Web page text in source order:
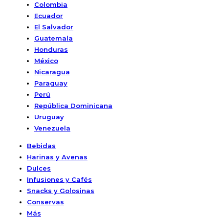
Colombia
Ecuador
El Salvador
Guatemala
Honduras
México
Nicaragua
Paraguay
Perú
República Dominicana
Uruguay
Venezuela
Bebidas
Harinas y Avenas
Dulces
Infusiones y Cafés
Snacks y Golosinas
Conservas
Más